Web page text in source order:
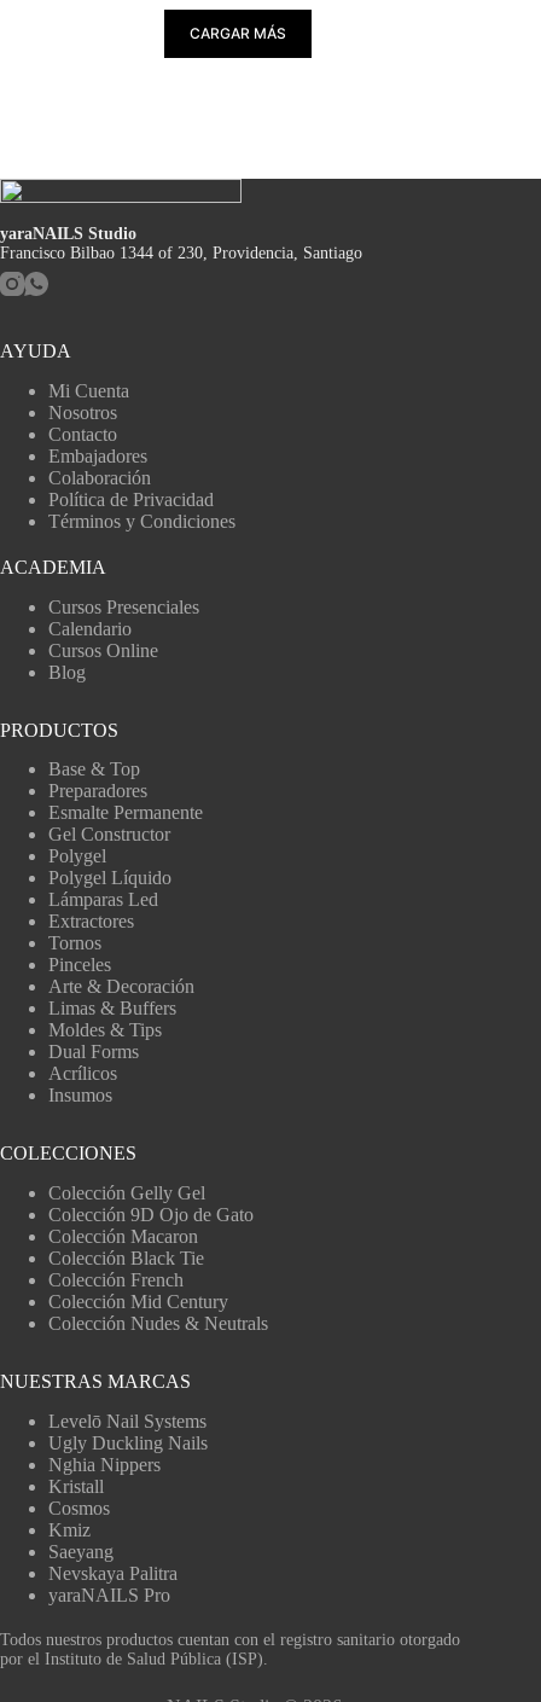
CARGAR MÁS
yaraNAILS Studio
Francisco Bilbao 1344 of 230, Providencia, Santiago
AYUDA
Mi Cuenta
Nosotros
Contacto
Embajadores
Colaboración
Política de Privacidad
Términos y Condiciones
ACADEMIA
Cursos Presenciales
Calendario
Cursos Online
Blog
PRODUCTOS
Base & Top
Preparadores
Esmalte Permanente
Gel Constructor
Polygel
Polygel Líquido
Lámparas Led
Extractores
Tornos
Pinceles
Arte & Decoración
Limas & Buffers
Moldes & Tips
Dual Forms
Acrílicos
Insumos
COLECCIONES
Colección Gelly Gel
Colección 9D Ojo de Gato
Colección Macaron
Colección Black Tie
Colección French
Colección Mid Century
Colección Nudes & Neutrals
NUESTRAS MARCAS
Levelō Nail Systems
Ugly Duckling Nails
Nghia Nippers
Kristall
Cosmos
Kmiz
Saeyang
Nevskaya Palitra
yaraNAILS Pro
Todos nuestros productos cuentan con el registro sanitario otorgado
por el Instituto de Salud Pública (ISP).